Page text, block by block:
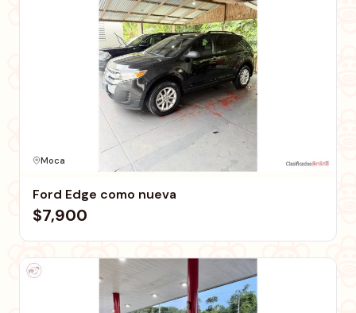
Moca
Ford Edge como nueva
$7,900